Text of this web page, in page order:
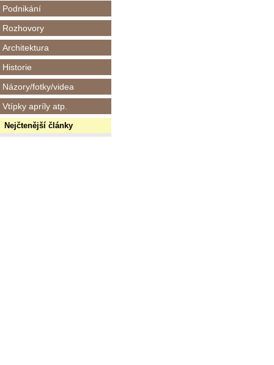
Podnikání
Rozhovory
Architektura
Historie
Názory/fotky/videa
Vtípky apríly atp.
Nejčtenější články